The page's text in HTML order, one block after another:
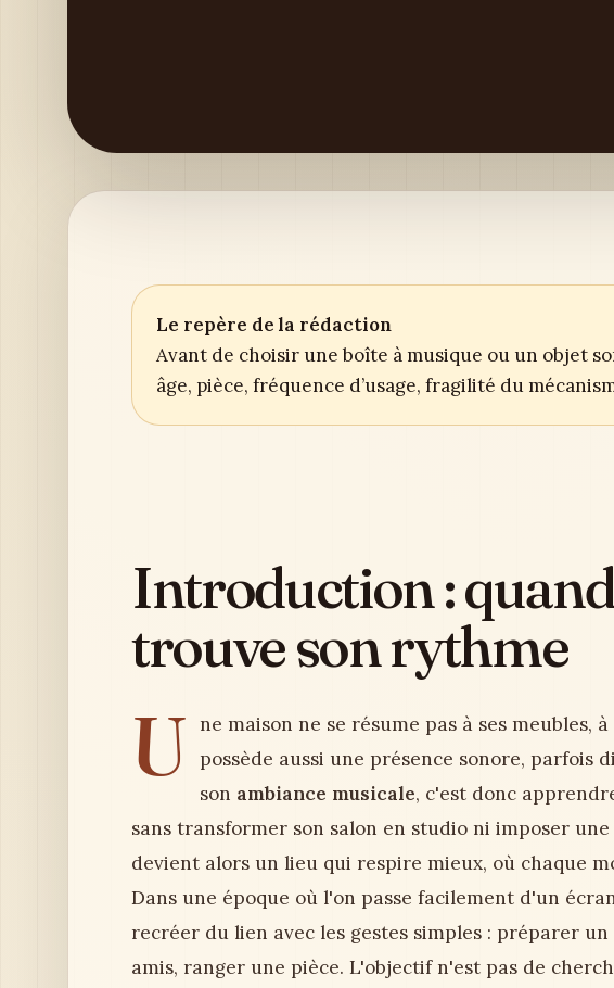
Le repère de la rédaction
Avant de choisir une boîte à musique ou un objet
âge, pièce, fréquence d’usage, fragilité du
Introduction :
trouve son rythme
U ne maison ne se résume pas à ses meubles,
possède aussi une présence sonore, parfois
son ambiance musicale, c'est donc
sans transformer son salon en studio ni imposer
devient alors un lieu qui respire mieux, où chaque
Dans une époque où l'on passe facilement d'un
recréer du lien avec les gestes simples : préparer
amis, ranger une pièce. L'objectif n'est pas de